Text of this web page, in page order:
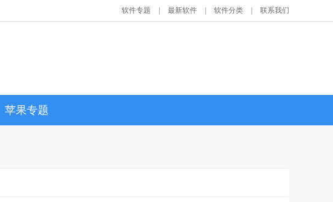
软件专题 最新软件 软件分类 联系我们
苹果专题